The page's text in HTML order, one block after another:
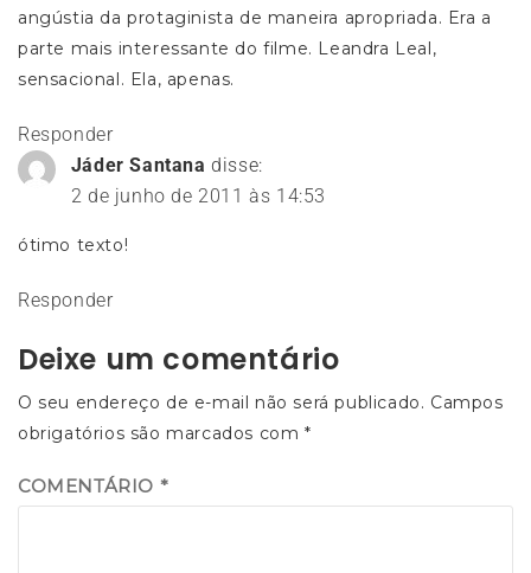
angústia da protaginista de maneira apropriada. Era a
parte mais interessante do filme. Leandra Leal,
sensacional. Ela, apenas.
Responder
Jáder Santana disse:
2 de junho de 2011 às 14:53
ótimo texto!
Responder
Deixe um comentário
O seu endereço de e-mail não será publicado. Campos
obrigatórios são marcados com*
COMENTÁRIO *